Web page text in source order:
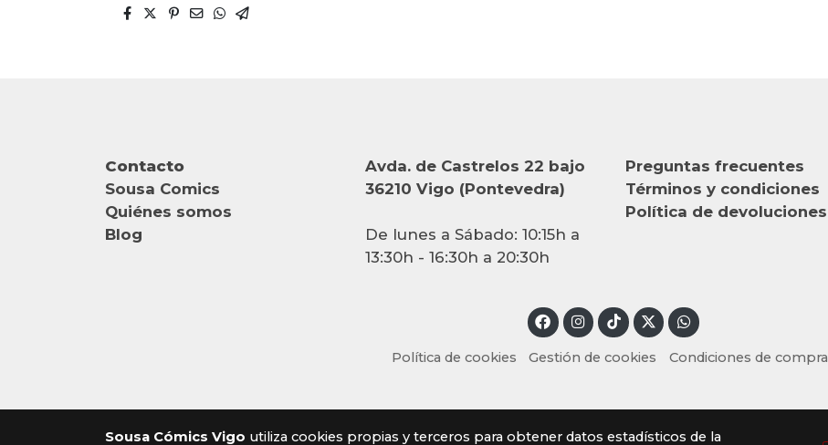
Contacto
Sousa Comics
Quiénes somos
Blog
Avda. de Castrelos 22 bajo
36210 Vigo (Pontevedra)
De lunes a Sábado: 10:15h a
13:30h - 16:30h a 20:30h
Preguntas frecuentes
Términos y condiciones
Política de devoluciones
Política de cookies Gestión de cookies Condiciones de compra
Sousa Cómics Vigo utiliza cookies propias y terceros para obtener datos estadísticos de la